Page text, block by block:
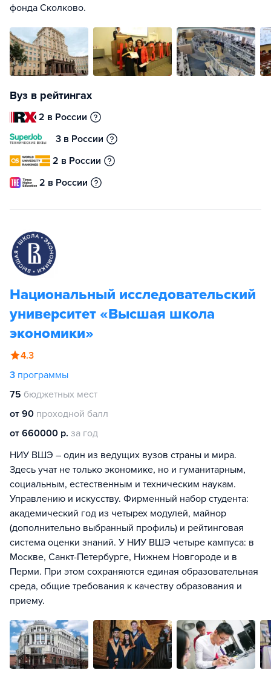
фонда Сколково.
Вуз в рейтингах
2 в России
3 в России
2 в России
2 в России
Национальный исследовательский
университет «Высшая школа
экономики»
4.3
3 программы
75 бюджетных мест
от 90 проходной балл
от 660000 р. за год
НИУ ВШЭ – один из ведущих вузов страны и мира.
Здесь учат не только экономике, но и гуманитарным,
социальным, естественным и техническим наукам.
Управлению и искусству. Фирменный набор студента:
академический год из четырех модулей, майнор
(дополнительно выбранный профиль) и рейтинговая
система оценки знаний. У НИУ ВШЭ четыре кампуса: в
Москве, Санкт-Петербурге, Нижнем Новгороде и в
Перми. При этом сохраняются единая образовательная
среда, общие требования к качеству образования и
приему.